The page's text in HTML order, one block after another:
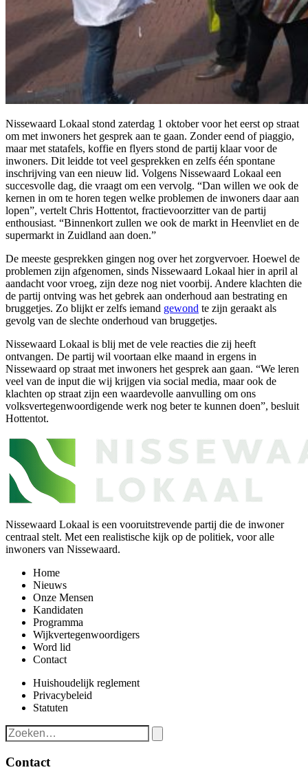
Nissewaard Lokaal stond zaterdag 1 oktober voor het eerst op straat
om met inwoners het gesprek aan te gaan. Zonder eend of piaggio,
maar met statafels, koffie en flyers stond de partij klaar voor de
inwoners. Dit leidde tot veel gesprekken en zelfs één spontane
inschrijving van een nieuw lid. Volgens Nissewaard Lokaal een
succesvolle dag, die vraagt om een vervolg. “Dan willen we ook de
kernen in om te horen tegen welke problemen de inwoners daar aan
lopen”, vertelt Chris Hottentot, fractievoorzitter van de partij
enthousiast. “Binnenkort zullen we ook de markt in Heenvliet en de
supermarkt in Zuidland aan doen.”
De meeste gesprekken gingen nog over het zorgvervoer. Hoewel de
problemen zijn afgenomen, sinds Nissewaard Lokaal hier in april al
aandacht voor vroeg, zijn deze nog niet voorbij. Andere klachten die
de partij ontving was het gebrek aan onderhoud aan bestrating en
bruggetjes. Zo blijkt er zelfs iemand gewond te zijn geraakt als
gevolg van de slechte onderhoud van bruggetjes.
Nissewaard Lokaal is blij met de vele reacties die zij heeft
ontvangen. De partij wil voortaan elke maand in ergens in
Nissewaard op straat met inwoners het gesprek aan gaan. “We leren
veel van de input die wij krijgen via social media, maar ook de
klachten op straat zijn een waardevolle aanvulling om ons
volksvertegenwoordigende werk nog beter te kunnen doen”, besluit
Hottentot.
Nissewaard Lokaal is een vooruitstrevende partij die de inwoner
centraal stelt. Met een realistische kijk op de politiek, voor alle
inwoners van Nissewaard.
Home
Nieuws
Onze Mensen
Kandidaten
Programma
Wijkvertegenwoordigers
Word lid
Contact
Huishoudelijk reglement
Privacybeleid
Statuten
Contact